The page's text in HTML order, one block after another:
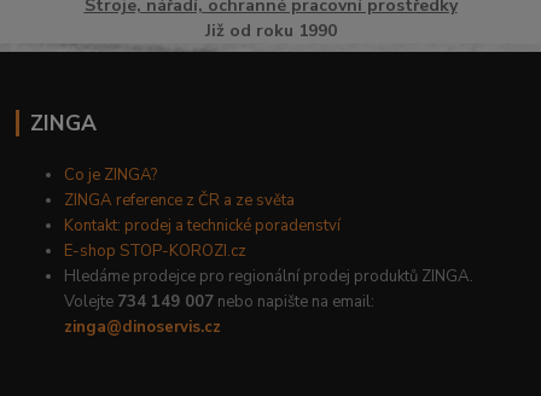
Stroje, nářadí, ochranné pracovní prostředky
Již od roku 1990
ZINGA
Co je ZINGA?
ZINGA reference z ČR a ze světa
Kontakt: prodej a technické poradenství
E-shop STOP-KOROZI.cz
Hledáme prodejce pro regionální prodej produktů ZINGA.
Volejte 734 149 007 nebo napište na email:
zinga@dinoservis.cz